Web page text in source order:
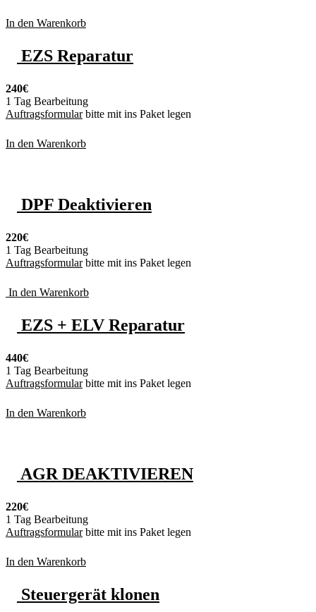
In den Warenkorb
EZS Reparatur
240€
1 Tag Bearbeitung
Auftragsformularbitte mit ins Paket legen
In den Warenkorb
DPF Deaktivieren
220€
1 Tag Bearbeitung
Auftragsformularbitte mit ins Paket legen
In den Warenkorb
EZS + ELV Reparatur
440€
1 Tag Bearbeitung
Auftragsformularbitte mit ins Paket legen
In den Warenkorb
AGR DEAKTIVIEREN
220€
1 Tag Bearbeitung
Auftragsformularbitte mit ins Paket legen
In den Warenkorb
Steuergerät klonen